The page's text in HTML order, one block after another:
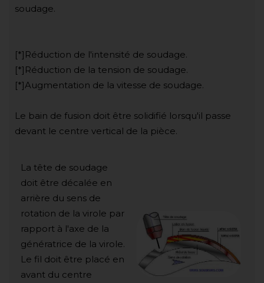
soudage.
[*]Réduction de l'intensité de soudage.
[*]Réduction de la tension de soudage.
[*]Augmentation de la vitesse de soudage.
Le bain de fusion doit être solidifié lorsqu'il passe
devant le centre vertical de la pièce.
La tête de soudage
doit être décalée en
arrière du sens de
rotation de la virole par
rapport à l'axe de la
génératrice de la virole.
Le fil doit être placé en
avant du centre